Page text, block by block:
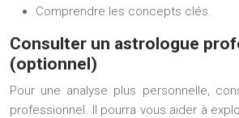
Comprendre les concepts clés.
Consulter un astrologue
(optionnel)
Pour une analyse plus personnelle,
professionnel. Il pourra vous aider à